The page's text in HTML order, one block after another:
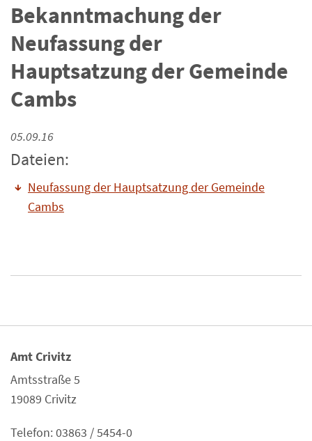
Bekanntmachung der
Neufassung der
Hauptsatzung der Gemeinde
Cambs
05.09.16
Dateien:
Neufassung der Hauptsatzung der Gemeinde
Cambs
Amt Crivitz
Amtsstraße 5
19089 Crivitz
Telefon: 03863 / 5454-0